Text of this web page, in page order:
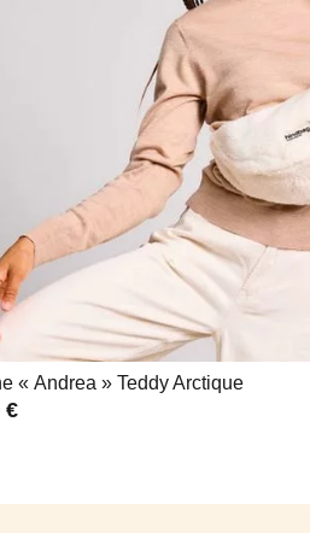
« Andrea » Teddy Arctique
€